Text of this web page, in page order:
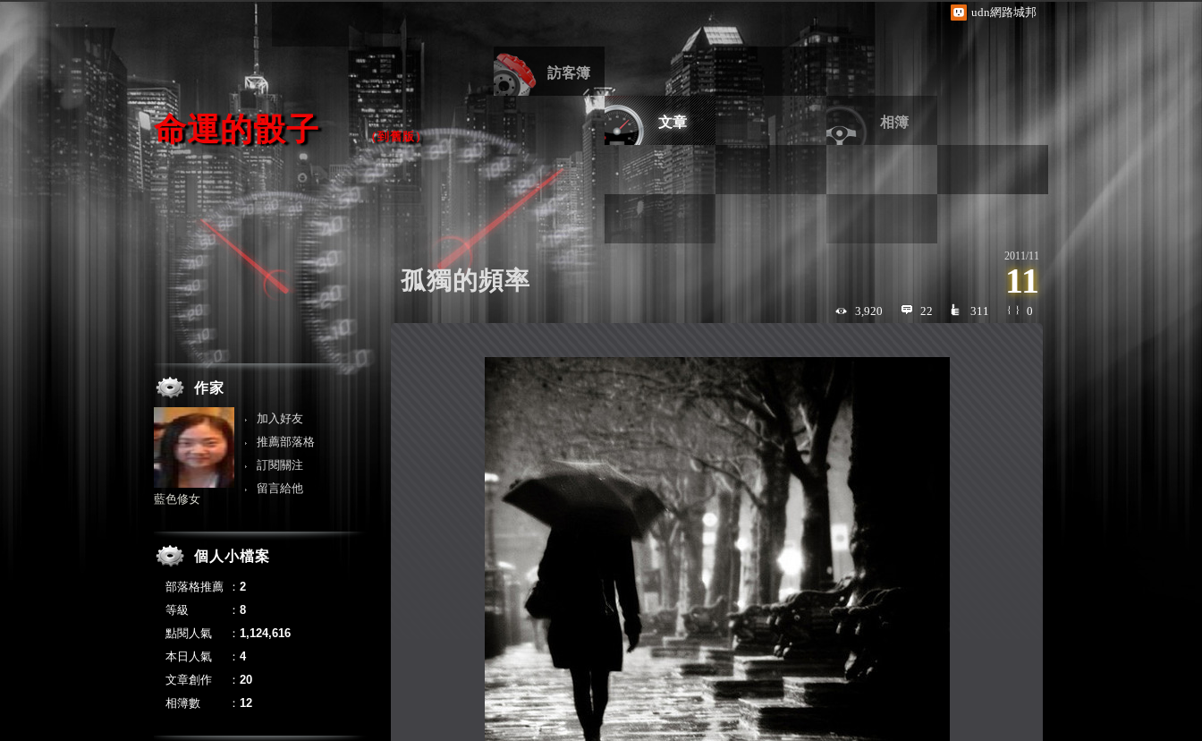
udn網路城邦
命運的骰子（到舊版）
文章 相簿
訪客簿
孤獨的頻率
2011/11
11
3,920 22 311 0
作家
加入好友
推薦部落格
訂閱關注
留言給他
藍色修女
個人小檔案
部落格推薦 ： 2
等級
： 8
點閱人氣
： 1,124,616
本日人氣
： 4
文章創作
： 20
相簿數
： 12